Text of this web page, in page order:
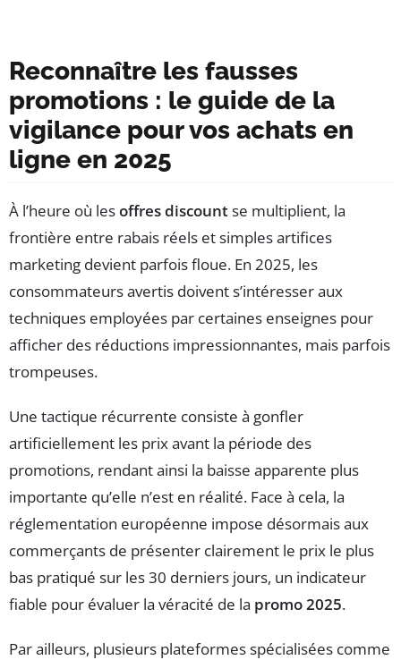
Reconnaître les fausses
promotions : le guide de la
vigilance pour vos achats en
ligne en 2025
À l’heure où lesoffres discountse multiplient, la
frontière entre rabais réels et simples artifices
marketing devient parfois floue. En 2025, les
consommateurs avertis doivent s’intéresser aux
techniques employées par certaines enseignes pour
afficher des réductions impressionnantes, mais parfois
trompeuses.
Une tactique récurrente consiste à gonfler
artificiellement les prix avant la période des
promotions, rendant ainsi la baisse apparente plus
importante qu’elle n’est en réalité. Face à cela, la
réglementation européenne impose désormais aux
commerçants de présenter clairement le prix le plus
bas pratiqué sur les 30 derniers jours, un indicateur
fiable pour évaluer la véracité de la promo 2025.
Par ailleurs, plusieurs plateformes spécialisées comme